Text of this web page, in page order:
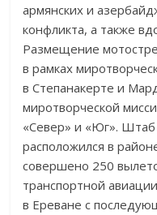
армянских и
конфликта, а также
Размещение
в рамках
в Степанакерте и
миротворческой
«Север» и «Юг».
расположился в
совершено 250
транспортной
в Ереване с